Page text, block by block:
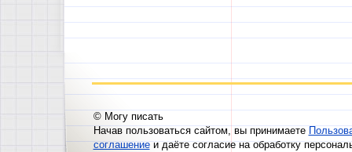
© Могу писать
Начав пользоваться сайтом, вы принимаете
соглашениеи даёте согласие на обработку